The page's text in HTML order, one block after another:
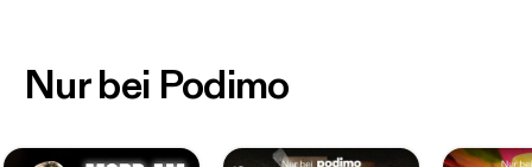
Nur bei Podimo